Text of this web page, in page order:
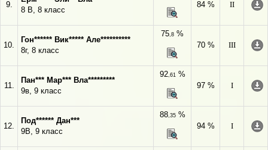
9.
8 В, 8 класс
84 %
II
10.
Гон****** Вик***** Але**********
8г, 8 класс
75,8 %
70 %
III
11.
Пан*** Мар*** Вла*********
9в, 9 класс
92,61%
97 %
I
12.
Под****** Дан***
9В, 9 класс
88,35%
94 %
I